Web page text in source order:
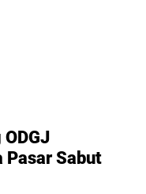
Pasar Sabut